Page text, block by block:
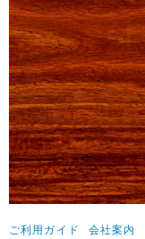
ご利用ガイド 会社案内